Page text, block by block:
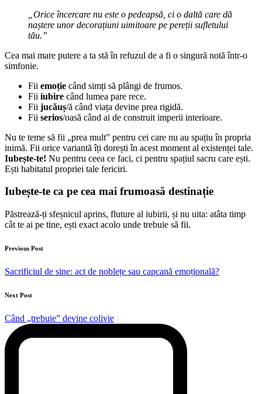
„Orice încercare nu este o pedeapsă, ci o daltă care dă
naștere unor decorațiuni uimitoare pe pereții sufletului
tău.”
Cea mai mare putere a ta stă în refuzul de a fi o singură notă într-o
simfonie.
Fii emoție când simți să plângi de frumos.
Fii iubire când lumea pare rece.
Fii jucăuș/ă când viața devine prea rigidă.
Fii serios/oasă când ai de construit imperii interioare.
Nu te teme să fii „prea mult” pentru cei care nu au spațiu în propria
inimă. Fii orice variantă îți dorești în acest moment al existenței tale.
Iubește-te! Nu pentru ceea ce faci, ci pentru spațiul sacru care ești.
Ești habitatul propriei tale fericiri.
Iubește-te ca pe cea mai frumoasă destinație
Păstrează-ți sfeșnicul aprins, fluture al iubirii, și nu uita: atâta timp
cât te ai pe tine, ești exact acolo unde trebuie să fii.
Post
navigation
Previous Post
Sacrificiul de sine: act de noblețe sau capcană emoțională?
Next Post
Când „trebuie” devine colivie